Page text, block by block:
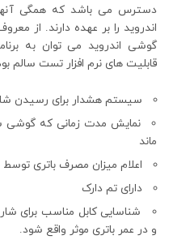
دسترس می باشد که همگی
اندروید را بر عهده دارند. از
قابلیت های نرم افزار تست سالم
سیستم هشدار برای رسیدن
نمایش مدت زمانی که گوشی
ماند
اعلام میزان مصرف باتری
دارای تم دارک
شناسایی کابل مناسب برای
و در عمر باتری موثر واقع شود.